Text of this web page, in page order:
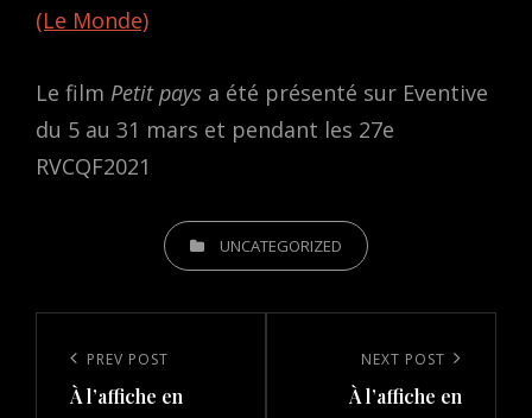
(Le Monde)
Le film Petit pays a été présenté sur Eventive
du 5 au 31 mars et pendant les 27e
RVCQF2021
CATEGORIESUNCATEGORIZED
navigation
Previous
Post
PREV POST
À l’affiche en
NEXT POST
À l’affiche en